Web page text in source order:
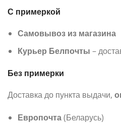
С примеркой
Самовывоз из магазина
Курьер Белпочты –
Без примерки
Доставка до пункта выдачи,
Европочта(Беларусь)